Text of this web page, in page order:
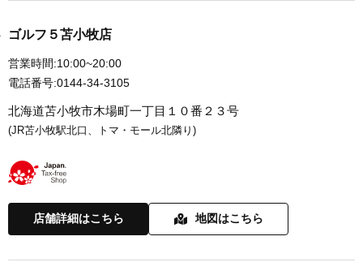
ゴルフ５苫小牧店
営業時間:10:00~20:00
電話番号:0144-34-3105
北海道苫小牧市木場町一丁目１０番２３号
(JR苫小牧駅北口、トマ・モール北隣り)
店舗詳細はこちら 地図はこちら